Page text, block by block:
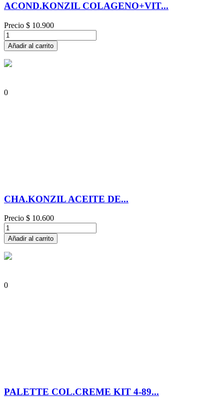
ACOND.KONZIL COLAGENO+VIT...
Precio $ 10.900
Añadir al carrito
0
CHA.KONZIL ACEITE DE...
Precio $ 10.600
Añadir al carrito
0
PALETTE COL.CREME KIT 4-89...